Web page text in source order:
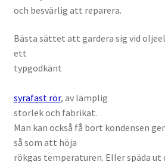
och besvärlig att reparera.
Bästa sättet att gardera sig vid
ett
typgodkänt
syrafast rör, av lämplig
storlek och fabrikat.
Man kan också få bort kondensen
så som att höja
rökgas temperaturen. Eller späda